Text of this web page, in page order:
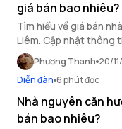
giá bán bao nhiêu?
Tìm hiểu về giá bán
Liêm. Cập nhật thông
đắn cho ngôi nhà lý
Phương Thanh 20/
Diễn đàn 6 phút đọc
Nhà nguyên căn
bán bao nhiêu?